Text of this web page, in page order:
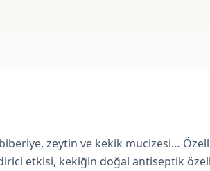
zeytin ve kekik mucizesi…
etkisi, kekiğin doğal antiseptik